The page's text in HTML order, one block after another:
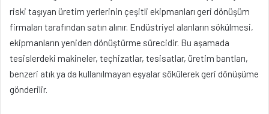
riski taşıyan üretim yerlerinin çeşitli ekipmanları geri dönüşüm
firmaları tarafından satın alınır. Endüstriyel alanların sökülmesi,
ekipmanların yeniden dönüştürme sürecidir. Bu aşamada
tesislerdeki makineler, teçhizatlar, tesisatlar, üretim bantları,
benzeri atık ya da kullanılmayan eşyalar sökülerek geri dönüşüme
gönderilir.